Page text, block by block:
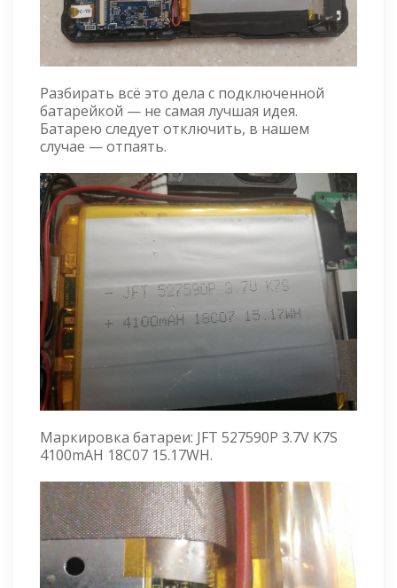
Разбирать всё это дела с подключенной
батарейкой — не самая лучшая идея.
Батарею следует отключить, в нашем
случае — отпаять.
Маркировка батареи: JFT 527590P 3.7V K7S
4100mAH 18C07 15.17WH.